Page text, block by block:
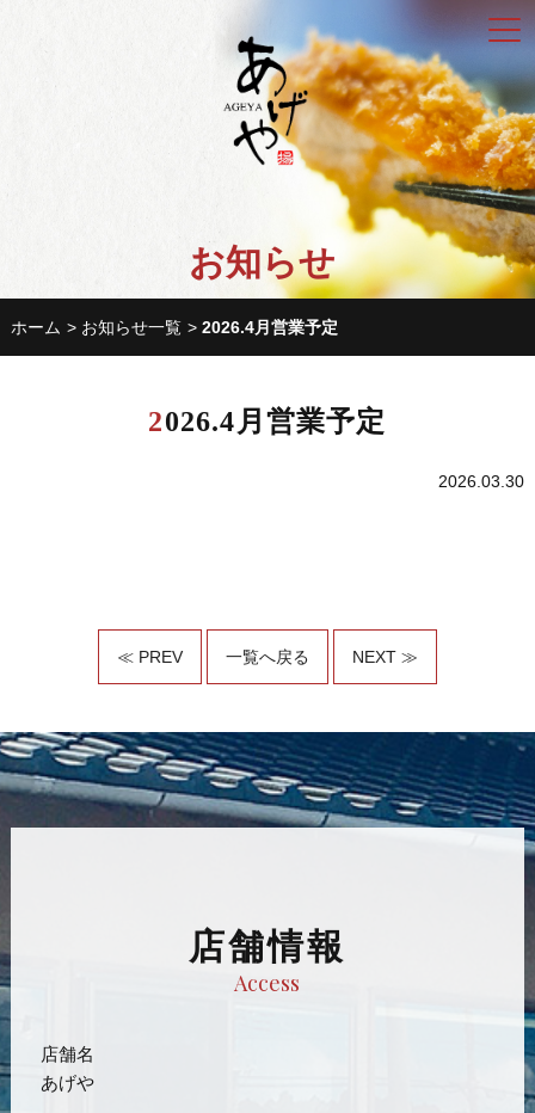
お知らせ
ホーム お知らせ一覧 2026.4月営業予定
2026.4月営業予定
2026.03.30
≪ PREV 一覧へ戻る NEXT ≫
店舗情報
Access
店舗名
あげや